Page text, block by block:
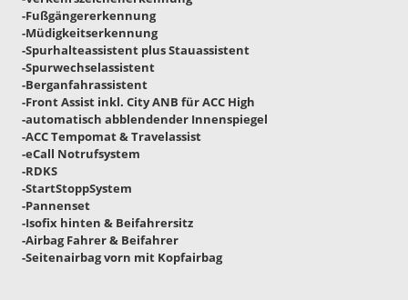
-Fußgängererkennung
-Müdigkeitserkennung
-Spurhalteassistent plus Stauassistent
-Spurwechselassistent
-Berganfahrassistent
-Front Assist inkl. City ANB für ACC High
-automatisch abblendender Innenspiegel
-ACC Tempomat & Travelassist
-eCall Notrufsystem
-RDKS
-StartStoppSystem
-Pannenset
-Isofix hinten & Beifahrersitz
-Airbag Fahrer & Beifahrer
-Seitenairbag vorn mit Kopfairbag